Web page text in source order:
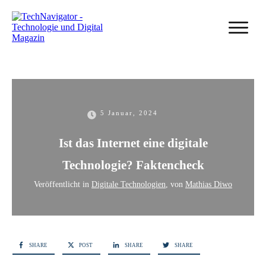
5 Januar, 2024
Ist das Internet eine digitale
Technologie? Faktencheck
Veröffentlicht in Digitale Technologien , von Mathias Diwo
SHARE POST SHARE SHARE